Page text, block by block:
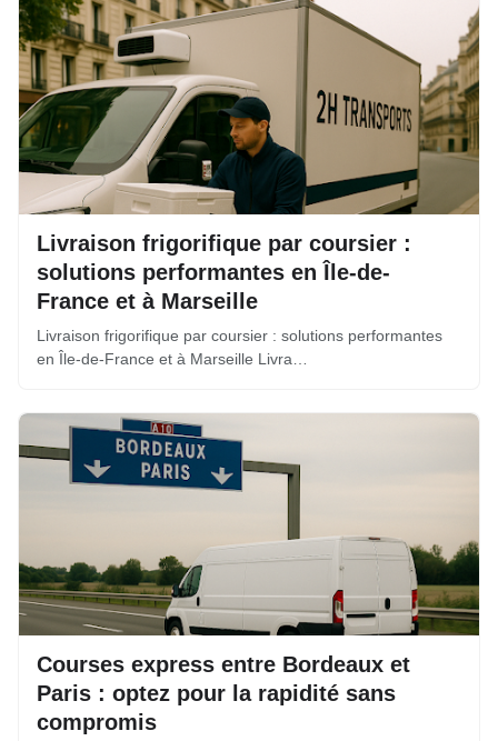
Livraison frigorifique par coursier :
solutions performantes en Île-de-
France et à Marseille
Livraison frigorifique par coursier : solutions performantes
en Île-de-France et à Marseille Livra…
Courses express entre Bordeaux et
Paris : optez pour la rapidité sans
compromis